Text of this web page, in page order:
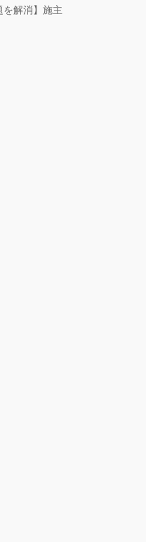
を解消】施主